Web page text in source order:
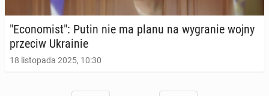
"Eco­no­mist": Putin nie ma planu na wy­gra­nie wojny
przeciw Ukra­inie
18 listopada 2025, 10:30